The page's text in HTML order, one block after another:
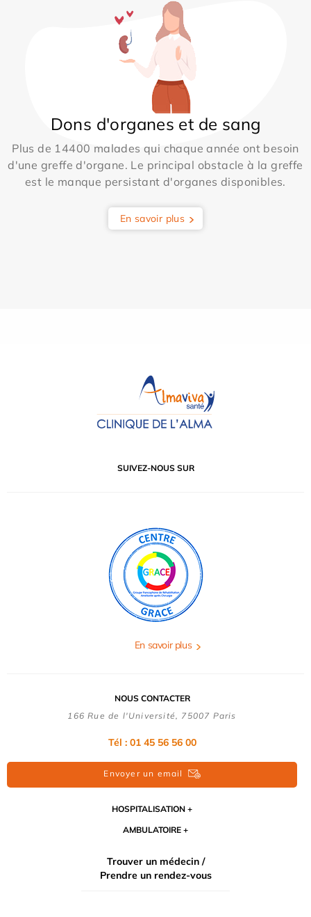
Dons d'organes et de sang
Plus de 14400 malades qui chaque année ont besoin
d'une greffe d'organe. Le principal obstacle à la greffe
est le manque persistant d'organes disponibles.
En savoir plus
SUIVEZ-NOUS SUR
En savoir plus
NOUS CONTACTER
166 Rue de l'Université, 75007 Paris
Tél : 01 45 56 56 00
Envoyer un email
HOSPITALISATION
AMBULATOIRE
Trouver un médecin /
Prendre un rendez-vous